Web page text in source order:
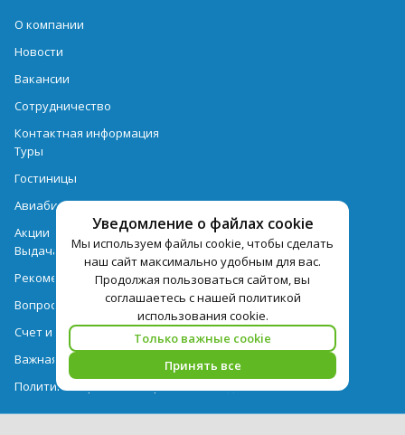
Уведомление о файлах cookie
Мы используем файлы cookie, чтобы сделать
наш сайт максимально удобным для вас.
Продолжая пользоваться сайтом, вы
соглашаетесь с нашей политикой
использования cookie.
Только важные cookie
Принять все
О компании
Новости
Вакансии
Сотрудничество
Контактная информация
Туры
Гостиницы
Авиабилеты
Акции
Выдача документов
Рекомендации
Вопрос-ответ
Счет и оплата
Важная информация по турпродукту
Политика обработки персональных данных